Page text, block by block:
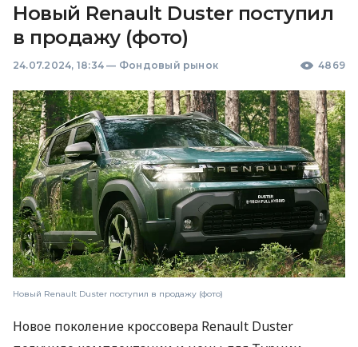
Новый Renault Duster поступил
в продажу (фото)
24.07.2024, 18:34 — Фондовый рынок 4869
Новый Renault Duster поступил в продажу (фото)
Новое поколение кроссовера Renault Duster